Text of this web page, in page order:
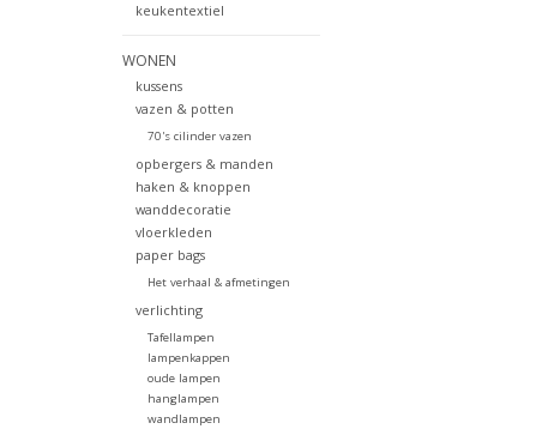
keukentextiel
WONEN
kussens
vazen & potten
70's cilinder vazen
opbergers & manden
haken & knoppen
wanddecoratie
vloerkleden
paper bags
Het verhaal & afmetingen
verlichting
Tafellampen
lampenkappen
oude lampen
hanglampen
wandlampen